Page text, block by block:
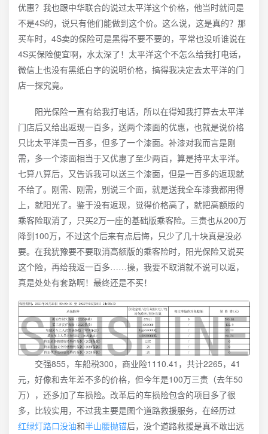
优惠？我也跟中华联合的说过太平洋这个价格，他当时就问是
不是4S的，说只有他们能做到这个价。这么说，这是真的？那
买车时，4S卖的保险可是黑得不要不要的，平常也没听谁说在
4S买保险便宜啊，水太深了！太平洋这个不怎么给我打电话，
微信上也没有黑纸白字的说明价格，搞得我决定去太平洋的门
店一探究竟。
阳光保险一直有给我打电话，所以在得知我打算去太平洋
门店后又给出返现一百多，送两个漆面的优惠，也就是说价格
只比太平洋贵一百多，但多了一个漆面。补漆对我而言是刚
需，多一个漆面相当于又优惠了至少两百，算是持平太平洋。
七算八算后，又告诉我可以送三个漆面，但是一百多的返现就
不给了。刚需、刚需，别说三个面，就是送我全车漆我都用得
上，就阳光了。鉴于没有返现，觉得价格高了，就把高额版的
乘客险取消了，只买2万一座的基础版乘客险。三责也从200万
降到100万，不过这个后来有点后悔，只少了几十块真是没必
要。在我犹豫要不要取消高额版的乘客险时，阳光保险又说买
这个险，再给我返一百多……操，我要不取消就不说可以返，
真是处处有套路啊！最终还是不买！
交强855，车船税300，商业险1110.41，共计2265，41
元，好像和去年差不多的价格，但今年是100万三责（去年50
万），还多加了车损险。改革后的车损险包含的项目多了很
多，比较实用，不过我主要是图个道路救援服务，在经历过
红绿灯路口没油和半山腰抛锚后，没个道路救援是真不敢出远